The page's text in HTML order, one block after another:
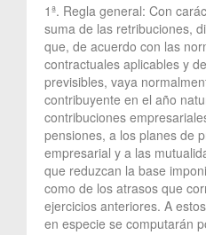
1ª. Regla general: Con
suma de las retribuciones,
que, de acuerdo con las
contractuales aplicables y
previsibles, vaya
contribuyente en el año
contribuciones
pensiones, a los planes de
empresarial y a las
que reduzcan la base
como de los atrasos que
ejercicios anteriores. A
en especie se computarán